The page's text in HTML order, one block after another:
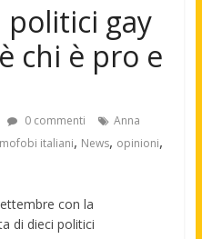
politici gay
chi è pro e
0 commenti
Anna
italiani, News, opinioni,
con la
di dieci politici